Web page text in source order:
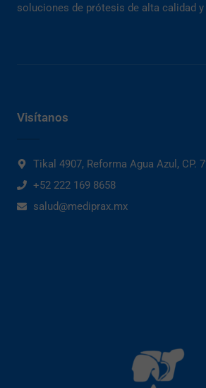
soluciones de prótesis de alta calidad
Visítanos
Tikal 4907, Reforma Agua Azul, CP.
+52 222 169 8658
salud@mediprax.mx